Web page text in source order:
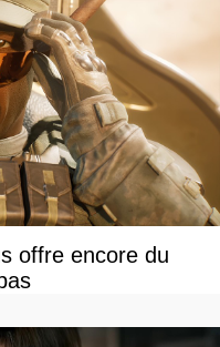
offre encore du